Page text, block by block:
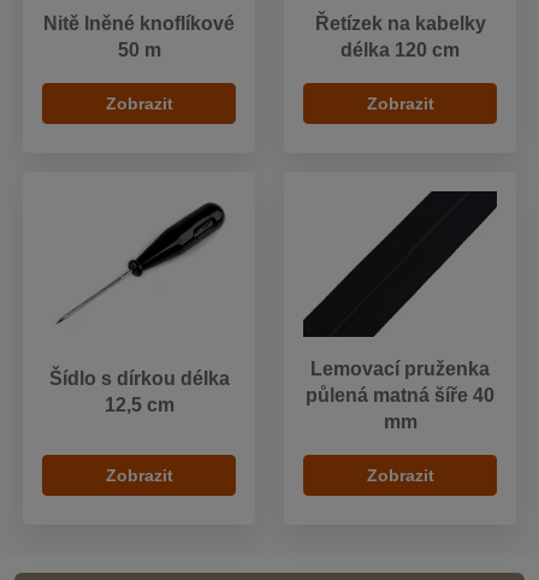
Nitě lněné knoflíkové
50 m
Zobrazit
Řetízek na kabelky
délka 120 cm
Zobrazit
Šídlo s dírkou délka
12,5 cm
Zobrazit
Lemovací pruženka
půlená matná šíře 40
mm
Zobrazit